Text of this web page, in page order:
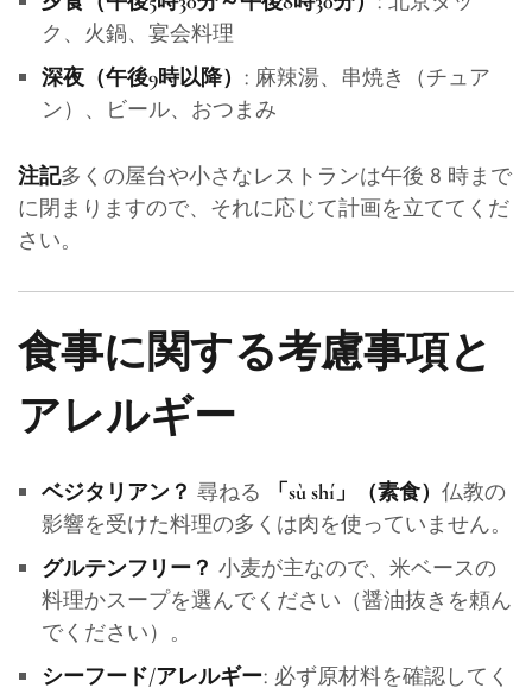
ク、火鍋、宴会料理
深夜（午後9時以降） : 麻辣湯、串焼き（チュア
ン）、ビール、おつまみ
注記多くの屋台や小さなレストランは午後 8 時まで
に閉まりますので、それに応じて計画を立ててくだ
さい。
食事に関する考慮事項と
アレルギー
ベジタリアン？ 尋ねる 「sù shí」（素食） 仏教の
影響を受けた料理の多くは肉を使っていません。
グルテンフリー？ 小麦が主なので、米ベースの
料理かスープを選んでください（醤油抜きを頼ん
でください）。
シーフード/アレルギー: 必ず原材料を確認してく